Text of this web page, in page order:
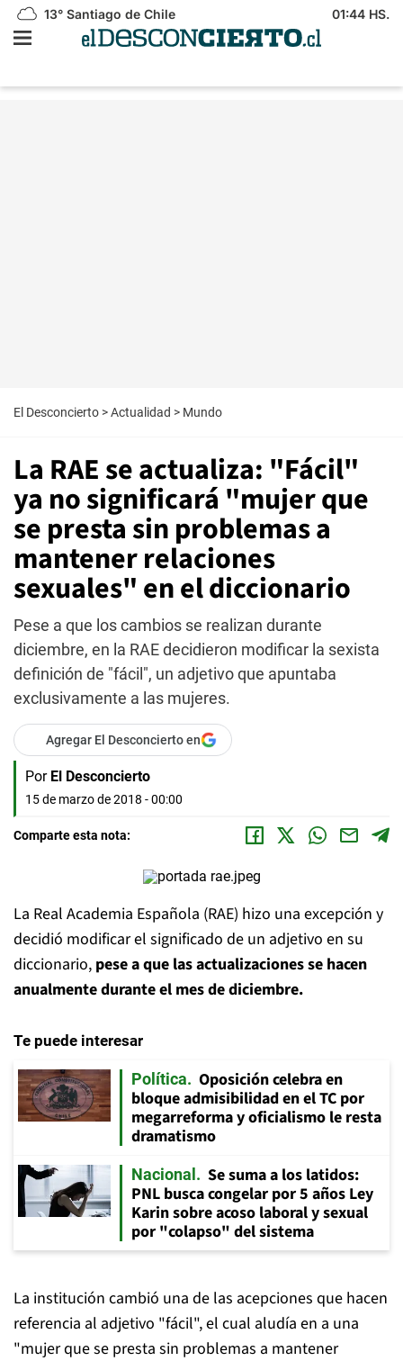
13° Santiago de Chile 01:44 HS.
El Desconcierto >Actualidad > Mundo
La RAE se actualiza: "Fácil"
ya no significará "mujer que
se presta sin problemas a
mantener relaciones
sexuales" en el diccionario
Pese a que los cambios se realizan durante
diciembre, en la RAE decidieron modificar la sexista
definición de "fácil", un adjetivo que apuntaba
exclusivamente a las mujeres.
Agregar El Desconcierto en
Por El Desconcierto
15 de marzo de 2018 - 00:00
Comparte esta nota:
La Real Academia Española (RAE) hizo una excepción y
decidió modificar el significado de un adjetivo en su
diccionario, pese a que las actualizaciones se hacen
anualmente durante el mes de diciembre.
Te puede interesar
Política
Oposición celebra en
bloque admisibilidad en el TC por
megarreforma y oficialismo le resta
dramatismo
Nacional
Se suma a los latidos:
PNL busca congelar por 5 años Ley
Karin sobre acoso laboral y sexual
por "colapso" del sistema
La institución cambió una de las acepciones que hacen
referencia al adjetivo "fácil", el cual aludía en a una
"mujer que se presta sin problemas a mantener